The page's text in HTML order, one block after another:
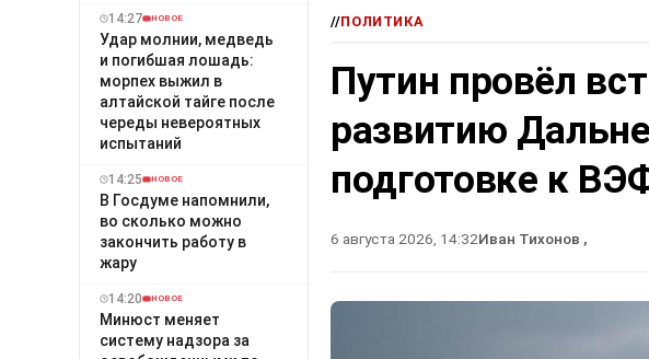
14:27 НОВОЕ
Удар молнии, медведь
и погибшая лошадь:
морпех выжил в
алтайской тайге после
череды невероятных
испытаний
14:25 НОВОЕ
В Госдуме напомнили,
во сколько можно
закончить работу в
жару
14:20 НОВОЕ
Минюст меняет
систему надзора за
//ПОЛИТИКА
Путин провёл
развитию
подготовке к
6 августа 2026, 14:32Иван Тихонов ,